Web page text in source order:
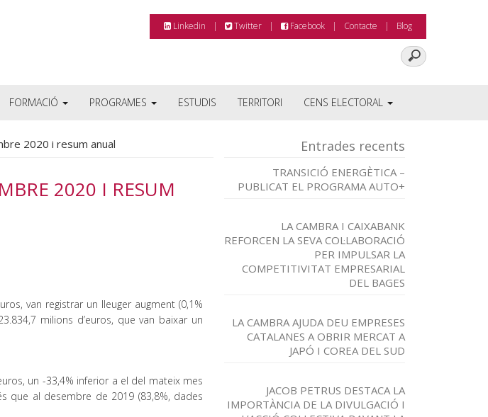
Linkedin Twitter Facebook Contacte Blog
FORMACIÓ PROGRAMES ESTUDIS TERRITORI CENS ELECTORAL
2020 i resum anual
2020 I RESUM
van registrar un lleuger augment (0,1%
milions d’euros, que van baixar un
un -33,4% inferior a el del mateix mes
que al desembre de 2019 (83,8%, dades
Entrades recents
TRANSICIÓ ENERGÈTICA –
PUBLICAT EL PROGRAMA AUTO+
LA CAMBRA I CAIXABANK
REFORCEN LA SEVA COL·LABORACIÓ
PER IMPULSAR LA
COMPETITIVITAT EMPRESARIAL
DEL BAGES
LA CAMBRA AJUDA DEU EMPRESES
CATALANES A OBRIR MERCAT A
JAPÓ I COREA DEL SUD
JACOB PETRUS DESTACA LA
IMPORTÀNCIA DE LA DIVULGACIÓ I